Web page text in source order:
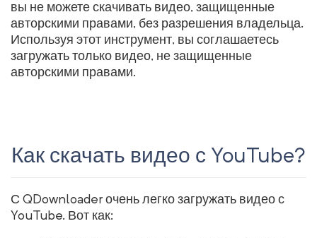
вы не можете скачивать видео, защищенные
авторскими правами, без разрешения владельца.
Используя этот инструмент, вы соглашаетесь
загружать только видео, не защищенные
авторскими правами.
Как скачать видео с YouTube?
С QDownloader очень легко загружать видео с
YouTube. Вот как: